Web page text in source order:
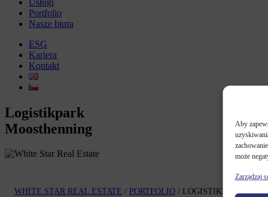
Aby
może
Zarządzaj
Portfolio
Nasze biura
ESG
Kariera
Kontakt
Logistikpark
Moosthenning
WHITE STAR REAL ESTATE / PORTFOLIO / LOGISTIKPARK